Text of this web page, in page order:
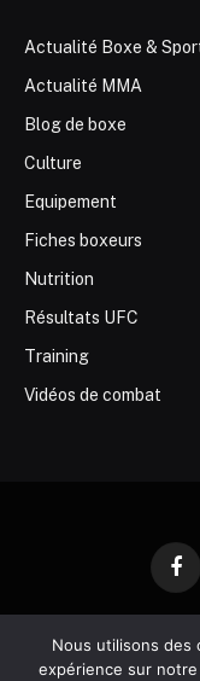
Actualité Boxe &
Actualité MMA
Blog de boxe
Culture
Equipement
Fiches boxeurs
Nutrition
Résultats UFC
Training
Vidéos de combat
Nous utilisons des
expérience sur